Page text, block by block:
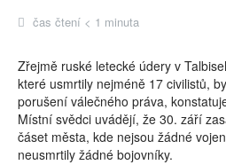
čas čtení < 1 minuta
Zřejmě ruské letecké údery v
které usmrtily nejméně 17 civilistů,
porušení válečného práva,
Místní svědci uvádějí, že 30. září
čáset města, kde nejsou žádné
neusmrtily žádné bojovníky.